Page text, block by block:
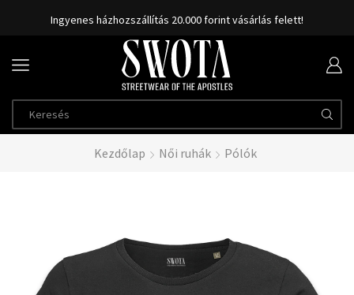
Ingyenes házhozszállítás 20.000 forint vásárlás felett!
Kezdőlap Női ruhák Pólók